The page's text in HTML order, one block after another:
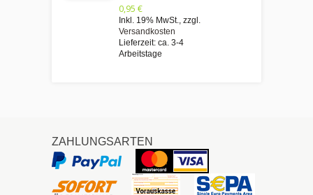
0,95 €
Inkl. 19% MwSt. zzgl.
Versandkosten
Lieferzeit: ca. 3-4
Arbeitstage
ZAHLUNGSARTEN